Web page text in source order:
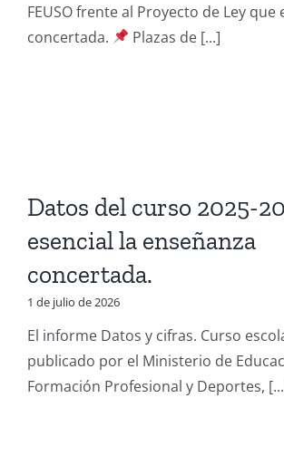
Datos del curso 2025-
esencial la enseñanza
concertada.
1 de julio de 2026
El informe Datos y cifras. Curso
publicado por el Ministerio de
Formación Profesional y Deportes,
FEUSO frente al Proyecto de Ley que
concertada.
Plazas de [...]